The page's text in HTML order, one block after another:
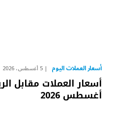
أسعار العملات اليوم 5 أغسطس، 2026
أغسطس 2026